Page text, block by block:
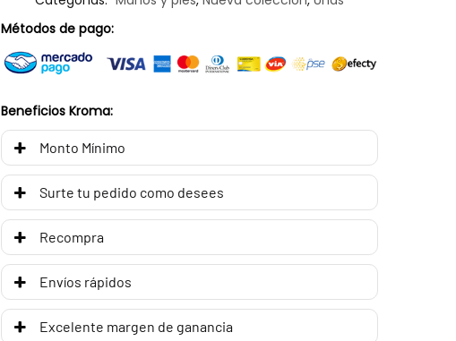
Métodos de pago:
Beneficios Kroma:
Monto Mínimo
Surte tu pedido como desees
Recompra
Envíos rápidos
Excelente margen de ganancia